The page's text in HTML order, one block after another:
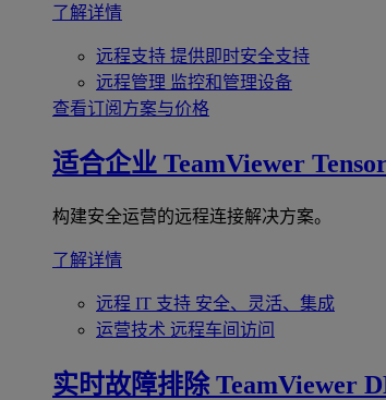
了解详情
远程支持 提供即时安全支持
远程管理 监控和管理设备
查看订阅方案与价格
适合企业 TeamViewer Tensor
构建安全运营的远程连接解决方案。
了解详情
远程 IT 支持 安全、灵活、集成
运营技术 远程车间访问
实时故障排除 TeamViewer